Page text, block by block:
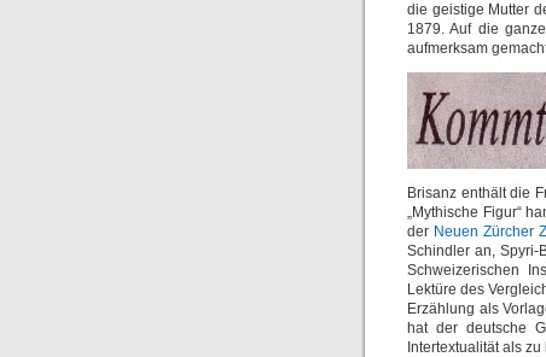
die geistige Mutter
1879. Auf die
aufmerksam
Brisanz enthält die
„Mythische Figur“
der Neuen Zürcher
Schindler an, Spyri-
Schweizerischen
Lektüre des
Erzählung als
hat der deutsche
Intertextualität als